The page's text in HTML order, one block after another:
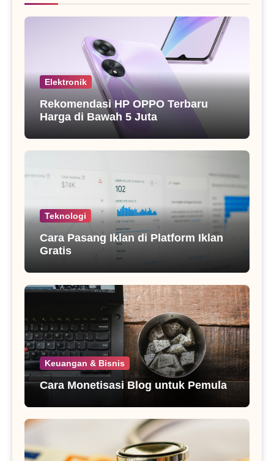
Elektronik
Rekomendasi HP OPPO Terbaru
Harga di Bawah 5 Juta
Teknologi
Cara Pasang Iklan di Platform Iklan
Gratis
Keuangan & Bisnis
Cara Monetisasi Blog untuk Pemula